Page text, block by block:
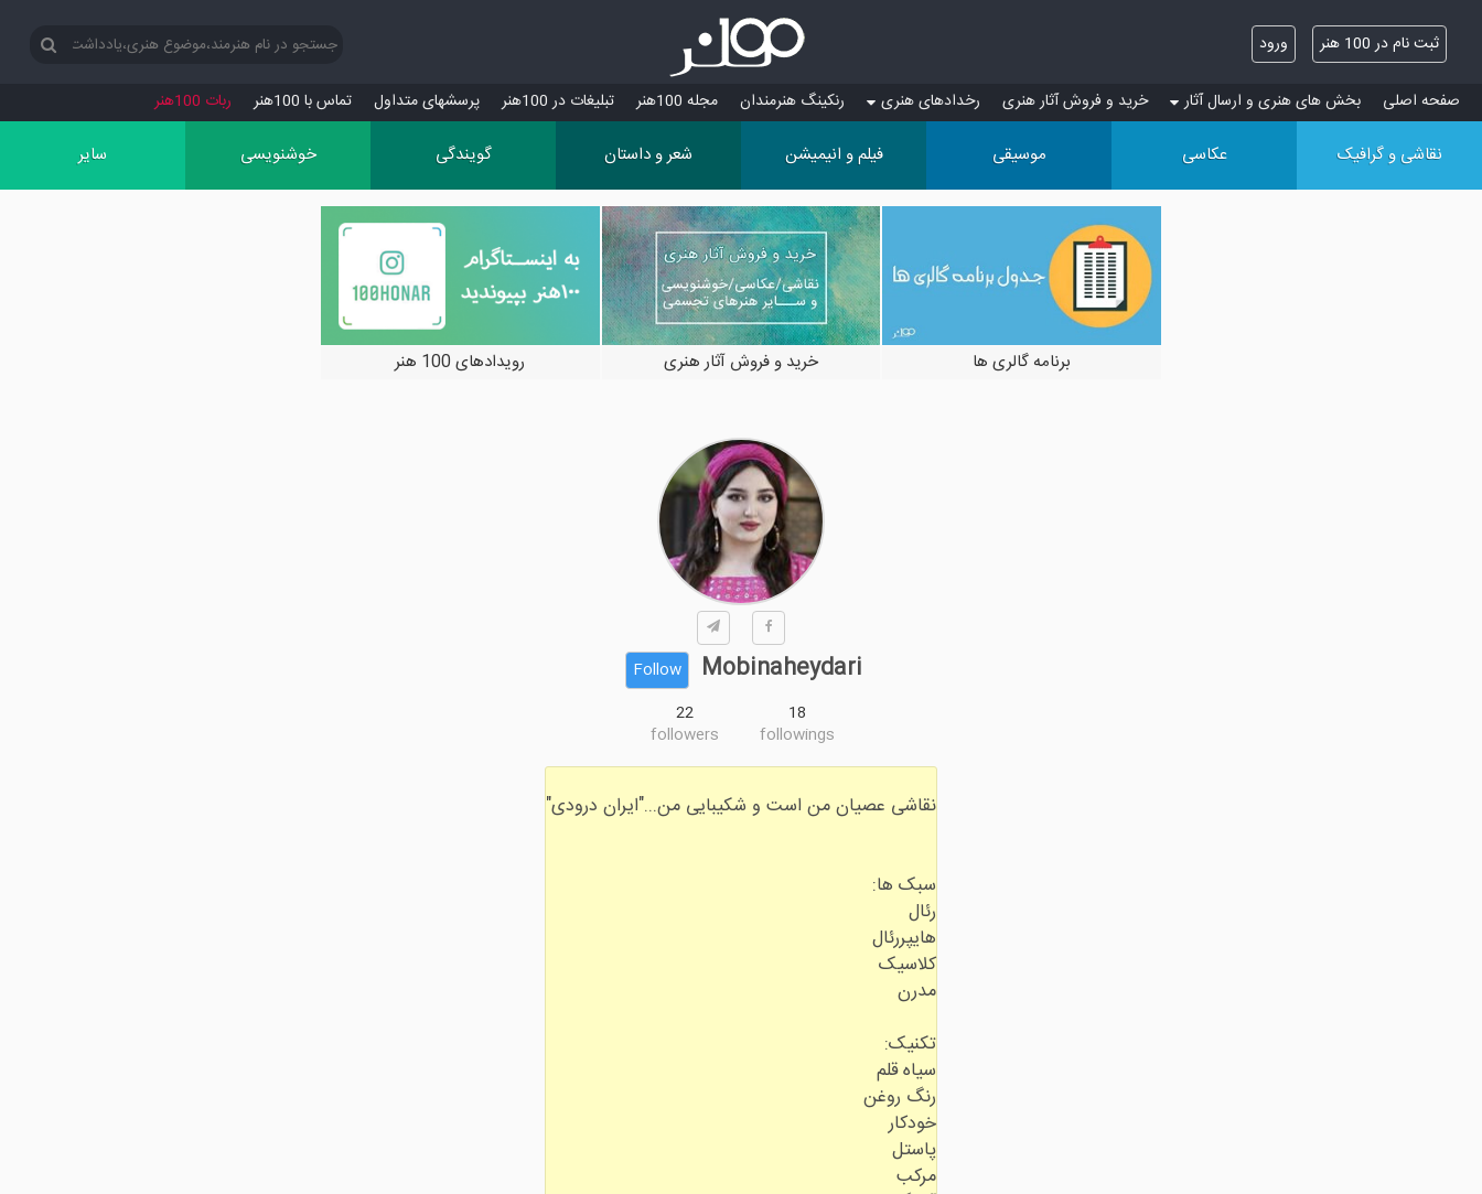
ثبت نام در 100 هنر ورود
صفحه اصلی بخش های هنری و ارسال آثار خرید و فروش آثار هنری رخدادهای هنری رنکینگ هنرمندان مجله 100هنر تبلیغات در 100هنر پرسش‏های متداول تماس با 100هنر ربات 100هنر
نقاشی و گرافیک عکاسی موسیقی فیلم و انیمیشن شعر و داستان گویندگی خوشنویسی سایر
رویدادهای 100 هنر خرید و فروش آثار هنری برنامه گالری ها
Mobinaheydari
Follow
18
followings
22
followers